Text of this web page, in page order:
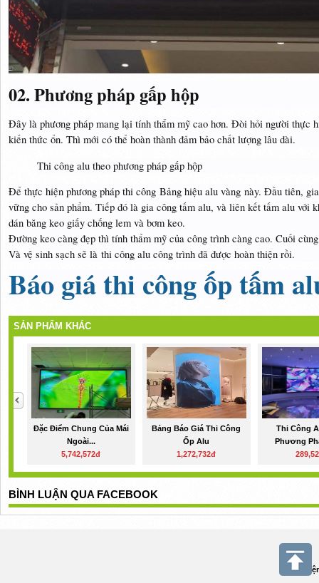
02. Phương pháp gấp hộp
Đây là phương pháp mang lại tính thẩm mỹ cao hơn. Đòi hỏi người thực
kiến thức ổn. Thì mới có thể hoàn thành đảm bảo chất lượng lâu dài.
Thi công alu theo phương pháp gấp hộp
Để thực hiện phương pháp thi công Bảng hiệu alu vàng này. Đầu tiên,
vững cho sản phẩm. Tiếp đó là gia công tấm alu, và liên kết tấm alu với
dán băng keo giấy chống lem và bơm keo.
Đường keo càng đẹp thì tính thẩm mỹ của công trình càng cao. Cuối
Và vệ sinh sạch sẽ là thi công alu công trình đã được hoàn thiện rồi.
Báo giá thi công ốp tấm
SẢN PHẨM KHÁC
Đặc Điểm Chung Của Mái
Ngoài...
5,742,572đ
Bảng Báo Giá Thi Công
Ốp Alu
1,272,732đ
Thi Công
Phương
BÌNH LUẬN QUA FACEBOOK